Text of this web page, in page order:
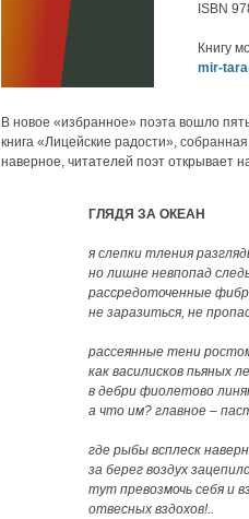
ISBN
Книгу
mir-
В новое «избранное» поэта вошло
книга «Лицейские радости»,
наверное, читателей поэт открывает
ГЛЯДЯ ЗА ОКЕАН
я слепки тления
но лишне невпопад
рассредоточенные
не заразиться, не
рассеянные тени
как василисков пьяных
в дебри фиолетово
а что им? главное –
где рыбы всплеск
за берег воздух
тут превозмочь себя и
отвесных вздохов!..